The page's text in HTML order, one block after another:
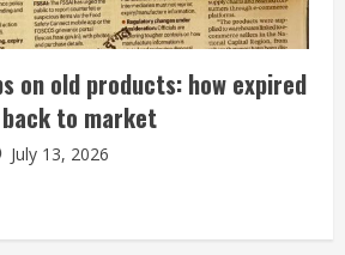
on old products: how expired
to market
July 13, 2026